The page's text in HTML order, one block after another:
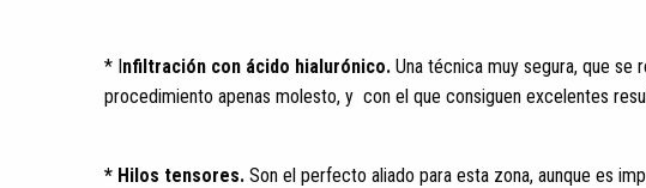
* Infiltración con ácido hialurónico. Una técnica muy segura, que se
procedimiento apenas molesto, y con el que consiguen excelentes
* Hilos tensores. Son el perfecto aliado para esta zona, aunque es